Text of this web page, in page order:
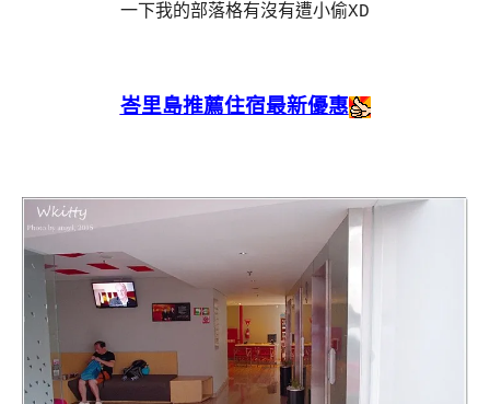
一下我的部落格有沒有遭小偷XD
峇里島推薦住宿最新優惠